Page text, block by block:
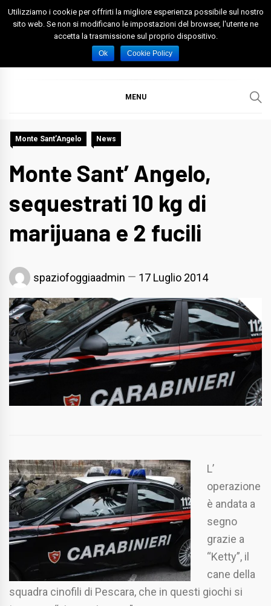
Skip
Spazio Foggia
Foggia News Calcio Eventi e Attività nella Capitanata
MENU
Monte Sant’Angelo News
Monte Sant’ Angelo,
sequestrati 10 kg di
marijuana e 2 fucili
spaziofoggiaadmin 17 Luglio 2014
L’
operazione
è andata a
segno
grazie a
“Ketty”, il
cane della
squadra cinofili di Pescara, che in questi giochi si
Utilizziamo i cookie per offrirti la migliore esperienza possibile sul nostro
sito web. Se non si modificano le impostazioni del browser, l'utente ne
accetta la trasmissione sul proprio dispositivo.
Ok Cookie Policy